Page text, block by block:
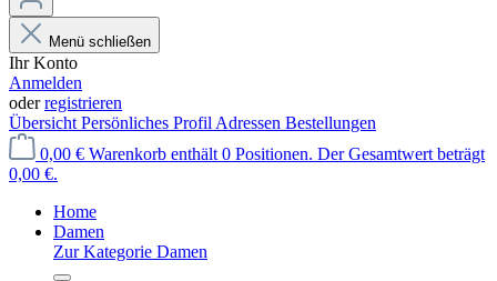
Menü schließen
Ihr Konto
Anmelden
oderregistrieren
Übersicht Persönliches Profil Adressen Bestellungen
0,00 € Warenkorb enthält 0 Positionen. Der Gesamtwert beträgt
0,00 €.
Home
Damen
Zur Kategorie Damen